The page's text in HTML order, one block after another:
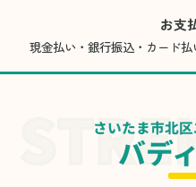
お支
現金払い・銀行振込・カード払
さいたま市北
バデ